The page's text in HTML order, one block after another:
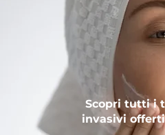
Scopri tutti i
invasivi